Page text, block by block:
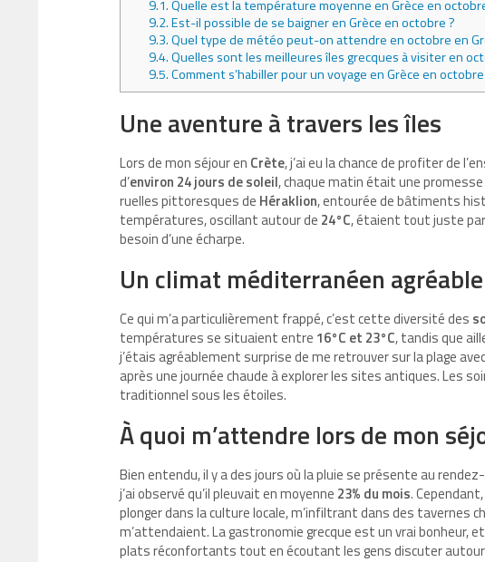
9.1.Quelle est la température moyenne en Grèce en
9.2.Est-il possible de se baigner en Grèce en octobre ?
9.3.Quel type de météo peut-on attendre en octobre en
9.4.Quelles sont les meilleures îles grecques à visiter en
9.5.Comment s’habiller pour un voyage en Grèce en
Une aventure à travers les îles
Lors de mon séjour en Crète, j’ai eu la chance de profiter de
d’environ 24 jours de soleil, chaque matin était une
ruelles pittoresques de Héraklion, entourée de bâtiments
températures, oscillant autour de 24°C, étaient tout juste
besoin d’une écharpe.
Un climat méditerranéen agréable
Ce qui m’a particulièrement frappé, c’est cette diversité des
températures se situaient entre 16°C et 23°C, tandis que
j’étais agréablement surprise de me retrouver sur la plage
après une journée chaude à explorer les sites antiques. Les
traditionnel sous les étoiles.
À quoi m’attendre lors de mon
Bien entendu, il y a des jours où la pluie se présente au
j’ai observé qu’il pleuvait en moyenne 23% du mois.
plonger dans la culture locale, m’infiltrant dans des tavernes
m’attendaient. La gastronomie grecque est un vrai bonheur,
plats réconfortants tout en écoutant les gens discuter autour